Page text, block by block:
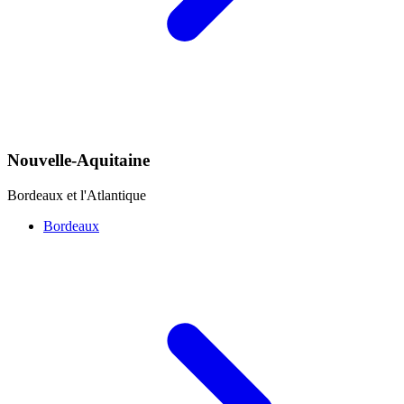
Nouvelle-Aquitaine
Bordeaux et l'Atlantique
Bordeaux